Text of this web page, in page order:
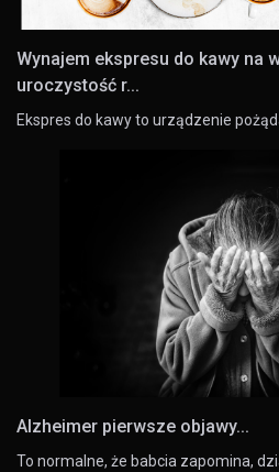
Wynajem ekspresu do kawy na
uroczystość r...
Ekspres do kawy to urządzenie
Alzheimer pierwsze objawy...
To normalne, że babcia zapomina,